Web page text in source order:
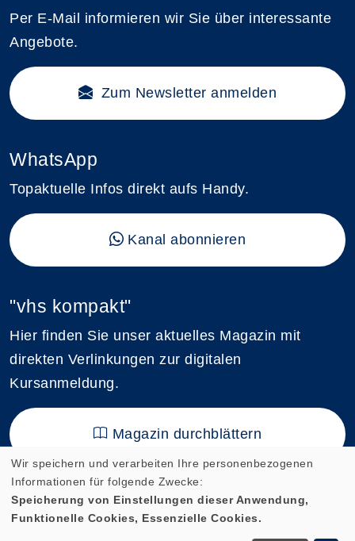
Per E-Mail informieren wir Sie über interessante
Angebote.
Zum Newsletter anmelden
WhatsApp
Topaktuelle Infos direkt aufs Handy.
Kanal abonnieren
"vhs kompakt"
Hier finden Sie unser aktuelles Magazin mit
direkten Verlinkungen zur digitalen
Kursanmeldung.
Magazin durchblättern
Cookie Einstellungen
Wir speichern und verarbeiten Ihre personenbezogenen
Informationen für folgende Zwecke:
Speicherung von Einstellungen dieser Anwendung,
Funktionelle Cookies, Essenzielle Cookies.